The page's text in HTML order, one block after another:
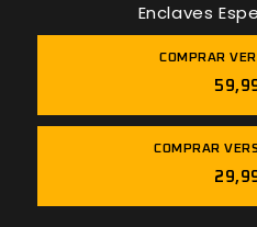
Enclaves
COMPRAR
COMPRAR